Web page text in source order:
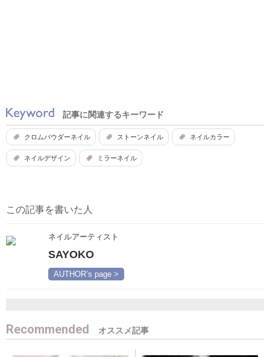
記事に関連するキーワード
クロムパウダーネイル ストーンネイル ネイルカラー
ネイルデザイン ミラーネイル
この記事を書いた人
ネイルアーティスト
SAYOKO
AUTHOR’s page >
Recommended